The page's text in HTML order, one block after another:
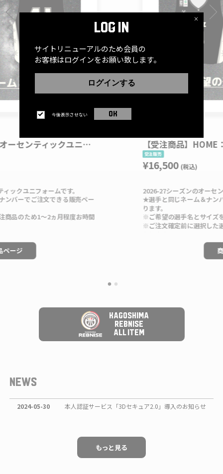
【受注商品】HOME：オーセンティックユニフォーム（2026ｰ27）※お好きなネーム＆ナンバー
す。
販売ペー
程度お時間
いかご確
。
つ5人の選
「Rebs」
2026-27シーズンのオーセンティックユニフォ
★選手と同じネーム＆ナンバーをご注文できる
※ご希望の選手名とサイズをお選びください。
※ご注文確定前に選択した選手に誤りがないか
星を見上げてきた街・天文館。
鹿児島が持つ、この二つをユニフォームに込め
ユニフォーム左側に配置した6つの星は、コート
手、そして共に戦う“6人目”の存在であるブー
ムの姿そのものです。
地上から頂点へ――。
星とロケット。
鹿児島が誇る二つの象徴が交差し、チーム、ブ
KAGOSHIMA
REBNISE
ALL ITEM
NEWS
2024-05-30 本人認証サービス「3Dセキュア2.0」導入のお知らせ
もっと見る
LOG IN
サイトリニューアルのため会員の
お客様はログインをお願い致します。
ログインする
今後表示させない OK
×